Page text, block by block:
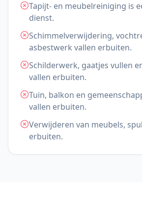
Tapijt- en meubelreiniging is
dienst.
Schimmelverwijdering,
asbestwerk vallen erbuiten.
Schilderwerk, gaatjes vullen
vallen erbuiten.
Tuin, balkon en
vallen erbuiten.
Verwijderen van meubels,
erbuiten.